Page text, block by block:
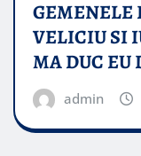
VELICIU SI
MA DUC EU
admin